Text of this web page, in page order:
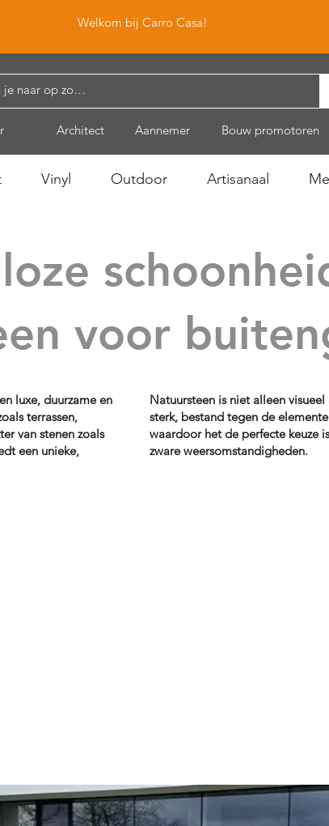
Welkom bij Carro Casa!
Architect Aannemer Bouw promotoren
Vinyl Outdoor Artisanaal
voor
luxe, duurzame en
terrassen,
van stenen zoals
een unieke,
Natuursteen is niet alleen
sterk, bestand tegen de
waardoor het de perfecte keuze
zware weersomstandigheden.